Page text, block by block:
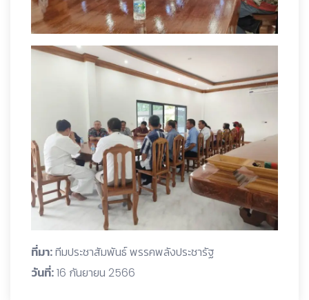
ที่มา:ทีมประชาสัมพันธ์ พรรคพลังประชารัฐ
วันที่:16 กันยายน 2566